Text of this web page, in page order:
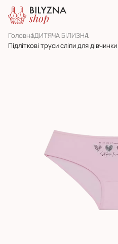
ГоловнаДИТЯЧА БІЛИЗНА
Підліткові труси сліпи для